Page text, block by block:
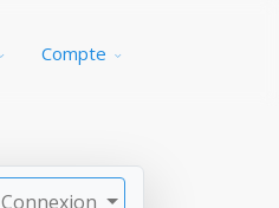
Compte
Connexion